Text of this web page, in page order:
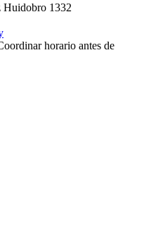
Huidobro 1332
horario antes de